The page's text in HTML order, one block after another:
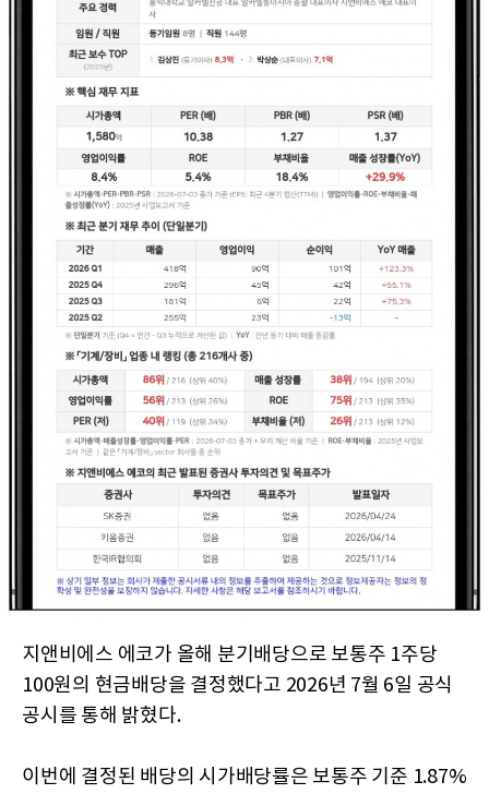
지앤비에스 에코가 올해 분기배당으로 보통주 1주당
100원의 현금배당을 결정했다고 2026년 7월 6일 공식
공시를 통해 밝혔다.
이번에 결정된 배당의 시가배당률은 보통주 기준 1.87%